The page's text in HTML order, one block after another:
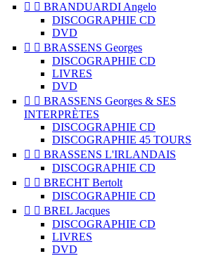
  BRANDUARDI Angelo
DISCOGRAPHIE CD
DVD
  BRASSENS Georges
DISCOGRAPHIE CD
LIVRES
DVD
  BRASSENS Georges & SES
INTERPRÈTES
DISCOGRAPHIE CD
DISCOGRAPHIE 45 TOURS
  BRASSENS L'IRLANDAIS
DISCOGRAPHIE CD
  BRECHT Bertolt
DISCOGRAPHIE CD
  BREL Jacques
DISCOGRAPHIE CD
LIVRES
DVD